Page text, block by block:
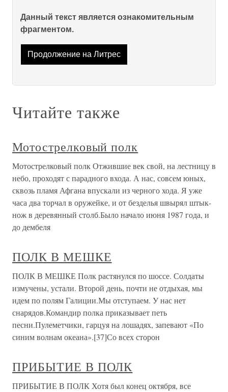
Данный текст является ознакомительным
фрагментом.
Продолжение на Литрес
Читайте также
Мотострелковый полк
Мотострелковый полк Отжившие век свой, на лестницу в
небо, проходят с парадного входа. А нас, совсем юных,
сквозь пламя Афгана впускали из черного хода. Я уже
часа два торчал в оружейке, и от безделья швырял штык-
нож в деревянный столб.Было начало июня 1987 года, и
до дембеля
ПОЛК В МЕШКЕ
ПОЛК В МЕШКЕ Полк растянулся по шоссе. Солдаты
измучены, устали. Второй день, почти не отдыхая, мы
идем по полям Галиции.Мы отступаем. У нас нет
снарядов.Командир полка приказывает петь
песни.Пулеметчики, гарцуя на лошадях, запевают «По
синим волнам океана».[37]Со всех сторон
ПРИБЫТИЕ В ПОЛК
ПРИБЫТИЕ В ПОЛК Хотя был конец октября, все